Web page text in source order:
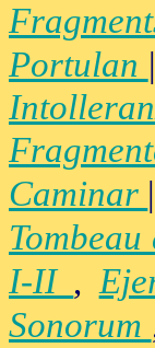
Portulan
Caminar |
I-II ,
Sonorum